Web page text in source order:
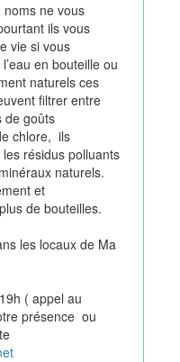
noms ne vous
ils vous
vie si vous
en bouteille ou
naturels ces
filtrer entre
de goûts
chlore, ils
résidus polluants
naturels.
et
de bouteilles.
les locaux de Ma
( appel au
présence ou